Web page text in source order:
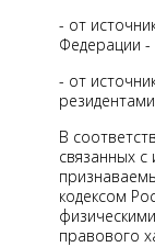
- от
Федерации -
- от
В
связанных
кодексом
правового